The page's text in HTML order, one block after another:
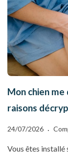
Mon chien me
raisons
24/07/2026
Vous êtes installé